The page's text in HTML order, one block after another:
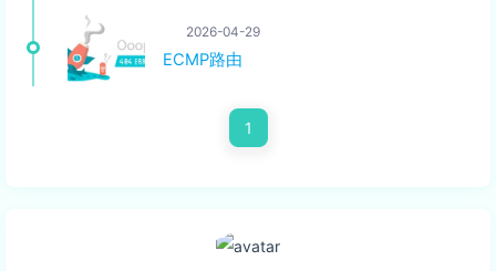
2026-04-29
ECMP路由
1